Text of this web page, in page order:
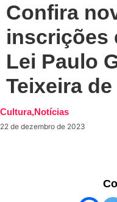
Confira
inscrições
Lei Paulo
Teixeira
Cultura,Notícias
22 de dezembro de 2023